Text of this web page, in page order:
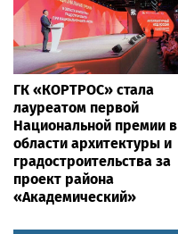
ГК «КОРТРОС» стала
лауреатом первой
Национальной премии в
области архитектуры и
градостроительства за
проект района
«Академический»